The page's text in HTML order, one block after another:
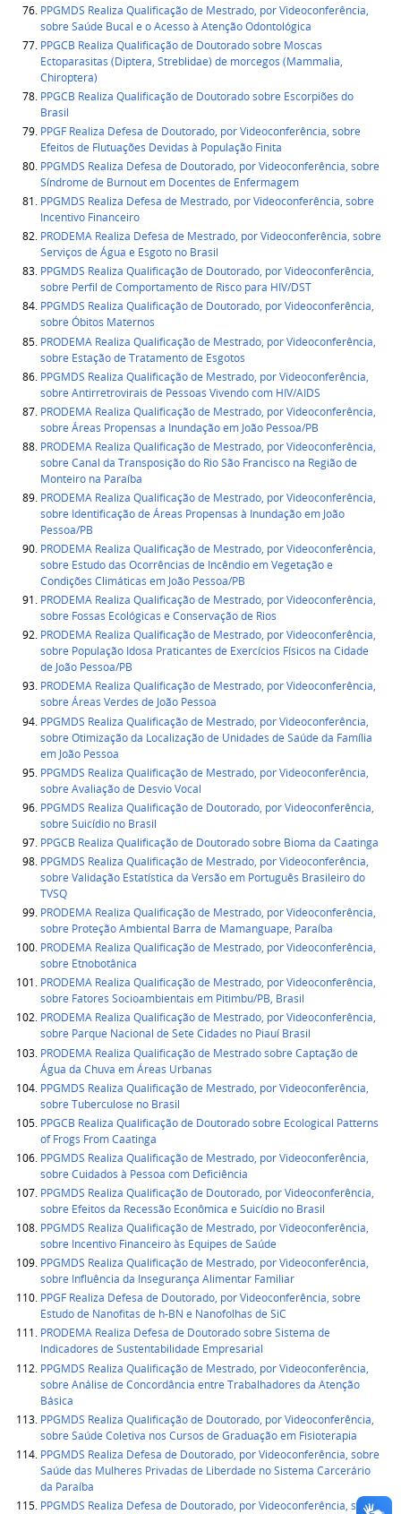
PPGMDS Realiza Qualificação de Mestrado, por Videoconferência,
sobre Saúde Bucal e o Acesso à Atenção Odontológica
PPGCB Realiza Qualificação de Doutorado sobre Moscas
Ectoparasitas (Diptera, Streblidae) de morcegos (Mammalia,
Chiroptera)
PPGCB Realiza Qualificação de Doutorado sobre Escorpiões do
Brasil
PPGF Realiza Defesa de Doutorado, por Videoconferência, sobre
Efeitos de Flutuações Devidas à População Finita
PPGMDS Realiza Defesa de Doutorado, por Videoconferência, sobre
Síndrome de Burnout em Docentes de Enfermagem
PPGMDS Realiza Defesa de Mestrado, por Videoconferência, sobre
Incentivo Financeiro
PRODEMA Realiza Defesa de Mestrado, por Videoconferência, sobre
Serviços de Água e Esgoto no Brasil
PPGMDS Realiza Qualificação de Doutorado, por Videoconferência,
sobre Perfil de Comportamento de Risco para HIV/DST
PPGMDS Realiza Qualificação de Doutorado, por Videoconferência,
sobre Óbitos Maternos
PRODEMA Realiza Qualificação de Mestrado, por Videoconferência,
sobre Estação de Tratamento de Esgotos
PPGMDS Realiza Qualificação de Mestrado, por Videoconferência,
sobre Antirretrovirais de Pessoas Vivendo com HIV/AIDS
PRODEMA Realiza Qualificação de Mestrado, por Videoconferência,
sobre Áreas Propensas a Inundação em João Pessoa/PB
PRODEMA Realiza Qualificação de Mestrado, por Videoconferência,
sobre Canal da Transposição do Rio São Francisco na Região de
Monteiro na Paraíba
PRODEMA Realiza Qualificação de Mestrado, por Videoconferência,
sobre Identificação de Áreas Propensas à Inundação em João
Pessoa/PB
PRODEMA Realiza Qualificação de Mestrado, por Videoconferência,
sobre Estudo das Ocorrências de Incêndio em Vegetação e
Condições Climáticas em João Pessoa/PB
PRODEMA Realiza Qualificação de Mestrado, por Videoconferência,
sobre Fossas Ecológicas e Conservação de Rios
PRODEMA Realiza Qualificação de Mestrado, por Videoconferência,
sobre População Idosa Praticantes de Exercícios Físicos na Cidade
de João Pessoa/PB
PRODEMA Realiza Qualificação de Mestrado, por Videoconferência,
sobre Áreas Verdes de João Pessoa
PPGMDS Realiza Qualificação de Mestrado, por Videoconferência,
sobre Otimização da Localização de Unidades de Saúde da Família
em João Pessoa
PPGMDS Realiza Qualificação de Mestrado, por Videoconferência,
sobre Avaliação de Desvio Vocal
PPGMDS Realiza Qualificação de Doutorado, por Videoconferência,
sobre Suicídio no Brasil
PPGCB Realiza Qualificação de Doutorado sobre Bioma da Caatinga
PPGMDS Realiza Qualificação de Mestrado, por Videoconferência,
sobre Validação Estatística da Versão em Português Brasileiro do
TVSQ
PRODEMA Realiza Qualificação de Mestrado, por Videoconferência,
sobre Proteção Ambiental Barra de Mamanguape, Paraíba
PRODEMA Realiza Qualificação de Mestrado, por Videoconferência,
sobre Etnobotânica
PRODEMA Realiza Qualificação de Mestrado, por Videoconferência,
sobre Fatores Socioambientais em Pitimbu/PB, Brasil
PRODEMA Realiza Qualificação de Mestrado, por Videoconferência,
sobre Parque Nacional de Sete Cidades no Piauí Brasil
PRODEMA Realiza Qualificação de Mestrado sobre Captação de
Água da Chuva em Áreas Urbanas
PPGMDS Realiza Qualificação de Mestrado, por Videoconferência,
sobre Tuberculose no Brasil
PPGCB Realiza Qualificação de Doutorado sobre Ecological Patterns
of Frogs From Caatinga
PPGMDS Realiza Qualificação de Mestrado, por Videoconferência,
sobre Cuidados à Pessoa com Deficiência
PPGMDS Realiza Qualificação de Doutorado, por Videoconferência,
sobre Efeitos da Recessão Econômica e Suicídio no Brasil
PPGMDS Realiza Qualificação de Mestrado, por Videoconferência,
sobre Incentivo Financeiro às Equipes de Saúde
PPGMDS Realiza Qualificação de Mestrado, por Videoconferência,
sobre Influência da Insegurança Alimentar Familiar
PPGF Realiza Defesa de Doutorado, por Videoconferência, sobre
Estudo de Nanofitas de h-BN e Nanofolhas de SiC
PRODEMA Realiza Defesa de Doutorado sobre Sistema de
Indicadores de Sustentabilidade Empresarial
PPGMDS Realiza Qualificação de Mestrado, por Videoconferência,
sobre Análise de Concordância entre Trabalhadores da Atenção
Básica
PPGMDS Realiza Qualificação de Doutorado, por Videoconferência,
sobre Saúde Coletiva nos Cursos de Graduação em Fisioterapia
PPGMDS Realiza Defesa de Doutorado, por Videoconferência, sobre
Saúde das Mulheres Privadas de Liberdade no Sistema Carcerário
da Paraíba
PPGMDS Realiza Defesa de Doutorado, por Videoconferência, sobre